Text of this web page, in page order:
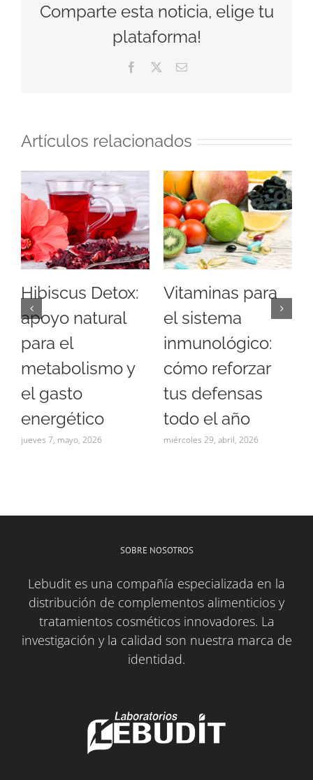
Comparte esta noticia, elige tu
plataforma!
Facebook
Correo
Artículos relacionados
Hibiscus Detox:
apoyo natural
para el
metabolismo y
el gasto
energético
jueves 7, mayo, 2026
Vitaminas para
el sistema
inmunológico:
cómo reforzar
tus defensas
todo el año
miércoles 29, abril, 2026
SOBRE NOSOTROS
Lebudit es una compañía especializada en la
distribución de complementos alimenticios y
tratamientos cosméticos innovadores. La
investigación y la calidad son nuestra marca de
identidad.